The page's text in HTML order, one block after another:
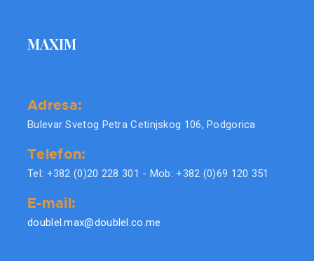
MAXIM
Adresa:
Bulevar Svetog Petra Cetinjskog 106, Podgorica
Telefon:
Tel: +382 (0)20 228 301 - Mob: +382 (0)69 120 351
E-mail:
doublel.max@doublel.co.me